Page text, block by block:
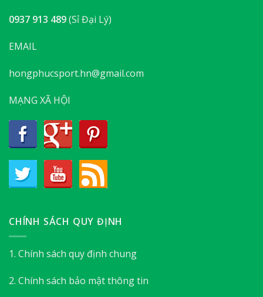
0937 913 489(Sỉ Đại Lý)
EMAIL
hongphucsport.hn@gmail.com
MẠNG XÃ HỘI
CHÍNH SÁCH QUY ĐỊNH
1. Chính sách quy định chung
2. Chính sách bảo mật thông tin